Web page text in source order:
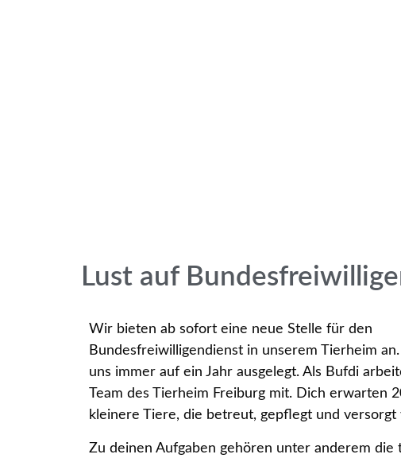
Lust auf
Wir bieten ab sofort eine neue Stelle für den
Bundesfreiwilligendienst in unserem Tierheim
uns immer auf ein Jahr ausgelegt. Als Bufdi
Team des Tierheim Freiburg mit. Dich erwarten
kleinere Tiere, die betreut, gepflegt und
Zu deinen Aufgaben gehören unter anderem die